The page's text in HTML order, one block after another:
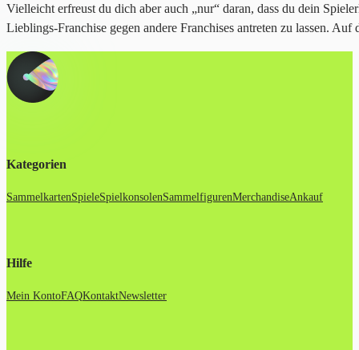
Vielleicht erfreust du dich aber auch „nur“ daran, dass du dein
Lieblings-Franchise gegen andere Franchises antreten zu lassen.
Kategorien
SammelkartenSpieleSpielkonsolenSammelfigurenMerchandiseAnkauf
Hilfe
Mein KontoFAQKontaktNewsletter